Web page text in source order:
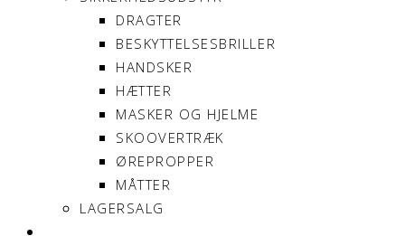
DRAGTER
BESKYTTELSESBRILLER
HANDSKER
HÆTTER
MASKER OG HJELME
SKOOVERTRÆK
ØREPROPPER
MÅTTER
LAGERSALG